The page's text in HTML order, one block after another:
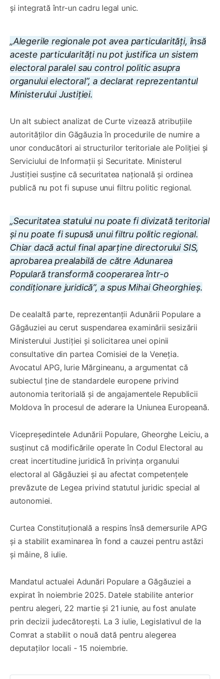
și integrată într-un cadru legal unic.
„Alegerile regionale pot avea particularități, însă
aceste particularități nu pot justifica un sistem
electoral paralel sau control politic asupra
organului electoral”, a declarat reprezentantul
Ministerului Justiției.
Un alt subiect analizat de Curte vizează atribuțiile
autorităților din Găgăuzia în procedurile de numire a
unor conducători ai structurilor teritoriale ale Poliției și
Serviciului de Informații și Securitate. Ministerul
Justiției susține că securitatea națională și ordinea
publică nu pot fi supuse unui filtru politic regional.
„Securitatea statului nu poate fi divizată teritorial
și nu poate fi supusă unui filtru politic regional.
Chiar dacă actul final aparține directorului SIS,
aprobarea prealabilă de către Adunarea
Populară transformă cooperarea într-o
condiționare juridică”, a spus Mihai Gheorghieș.
De cealaltă parte, reprezentanții Adunării Populare a
Găgăuziei au cerut suspendarea examinării sesizării
Ministerului Justiției și solicitarea unei opinii
consultative din partea Comisiei de la Veneția.
Avocatul APG, Iurie Mărgineanu, a argumentat că
subiectul ține de standardele europene privind
autonomia teritorială și de angajamentele Republicii
Moldova în procesul de aderare la Uniunea Europeană.
Vicepreședintele Adunării Populare, Gheorghe Leiciu, a
susținut că modificările operate în Codul Electoral au
creat incertitudine juridică în privința organului
electoral al Găgăuziei și au afectat competențele
prevăzute de Legea privind statutul juridic special al
autonomiei.
Curtea Constituțională a respins însă demersurile APG
și a stabilit examinarea în fond a cauzei pentru astăzi
și mâine, 8 iulie.
Mandatul actualei Adunări Populare a Găgăuziei a
expirat în noiembrie 2025. Datele stabilite anterior
pentru alegeri, 22 martie și 21 iunie, au fost anulate
prin decizii judecătorești. La 3 iulie, Legislativul de la
Comrat a stabilit o nouă dată pentru alegerea
deputaților locali - 15 noiembrie.